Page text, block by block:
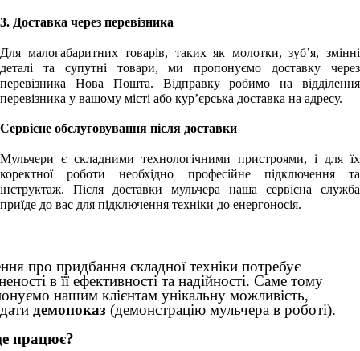
3. Доставка через перевізника
Для малогабаритних товарів, таких як молотки, зуб’я, змінні
деталі та супутні товари, ми пропонуємо доставку через
перевізника
Нова Пошта. Відправку робимо на відділення
перевізника у вашому місті або кур’єрська доставка на адресу.
Сервісне обслуговування після доставки
Мульчери є складними технологічними пристроями, і для їх
коректної роботи необхідно професійне підключення та
інструктаж. Після доставки мульчера наша сервісна служба
приїде до вас для підключення техніки до енергоносія.
про придбання складної техніки потребує
в її ефективності та надійності. Саме тому
нашим клієнтам унікальну можливість,
демопоказ (демонстрацію мульчера в роботі).
працює?